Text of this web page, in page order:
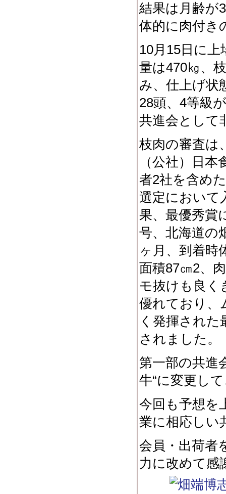
結果は月齢が
体的に肉付き
10月 15日に上
量は470㎏、
み、仕上げ状
28頭、 4等級が
共進会として
枝肉の審査は
（公社）日
者2社を含めた
選定において
果、最優秀賞
号、北海道の
ヶ月、到着時
面積87㎝2、
モ抜けも良く
優れており、
く発揮された
されました。
第一部の共進
牛“に変更し
今回も予想を
業に相応しい
会員・出荷者
力に改めて感